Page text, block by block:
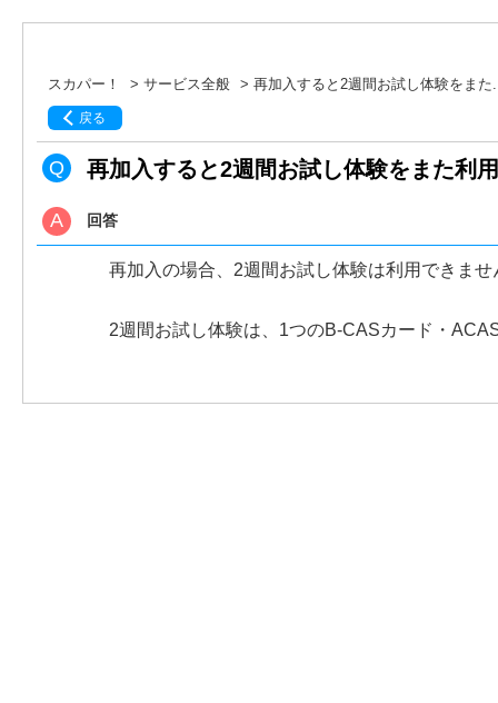
スカパー！ > サービス全般 > 再加入すると2週間お試し体験をまた
戻る
再加入すると2週間お試し体験をまた利
回答
再加入の場合、2週間お試し体験は利用できませ
2週間お試し体験は、1つのB-CASカード・